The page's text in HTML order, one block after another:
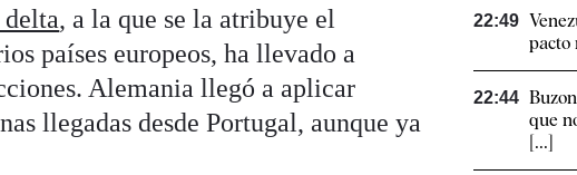
delta, a la que se la atribuye el
países europeos, ha llevado a
Alemania llegó a aplicar
llegadas desde Portugal, aunque ya
22:49
pacto
22:44
que
[...]